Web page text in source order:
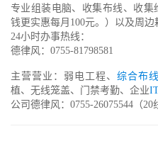
专业组装电脑、收集布线、收
钱更实惠每月100元。）以及周边
24小时办事热线：
德律风：0755-81798581
主营营业：弱电工程、 综合布线
植、无线笼盖、门禁考勤、企业
公司德律风：0755-26075544（20